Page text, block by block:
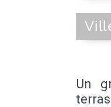
Un